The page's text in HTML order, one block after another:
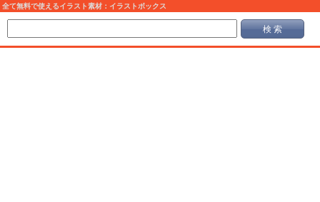
全て無料で使えるイラスト素材：イラストボックス
検 索